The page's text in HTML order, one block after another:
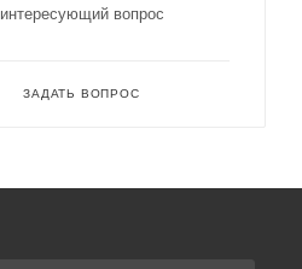
интересующий вопрос
ЗАДАТЬ ВОПРОС